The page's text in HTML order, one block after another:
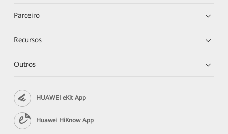
Parceiro
Recursos
Outros
HUAWEI eKit App
Huawei HiKnow App